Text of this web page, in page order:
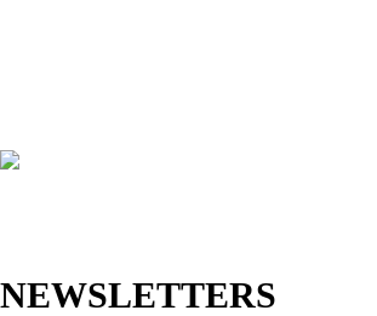
NEWSLETTERS